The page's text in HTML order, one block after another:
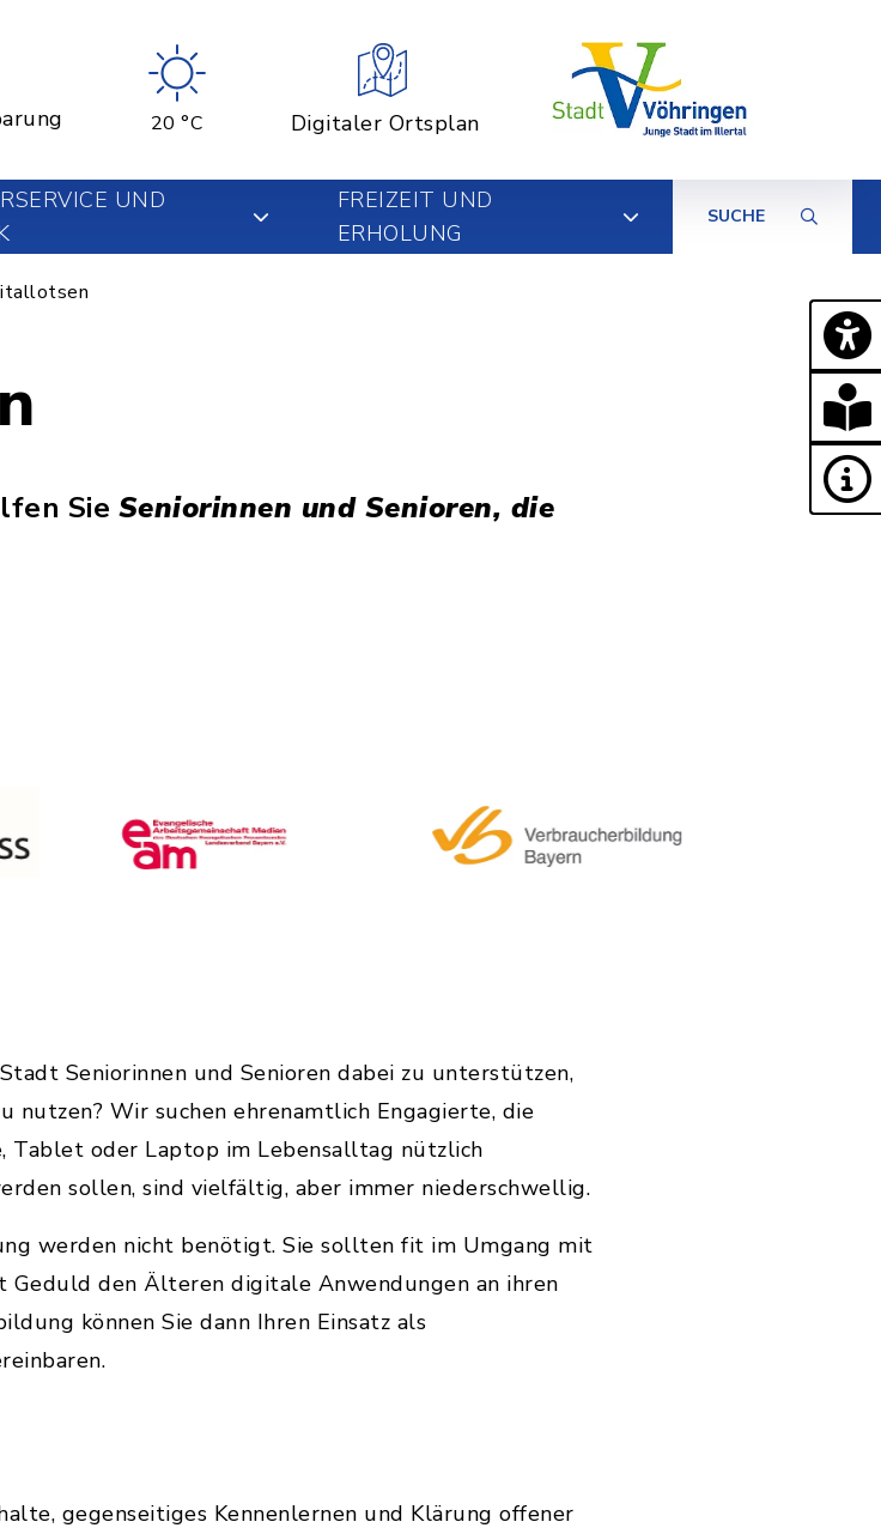
20 °C Digitaler Ortsplan
UND
FREIZEIT UND
ERHOLUNG
SUCHE
Sie Seniorinnen und Senioren, die
Seniorinnen und Senioren dabei zu unterstützen,
Wir suchen ehrenamtlich Engagierte, die
Tablet oder Laptop im Lebensalltag nützlich
sollen, sind vielfältig, aber immer niederschwellig.
werden nicht benötigt. Sie sollten fit im Umgang mit
Geduld den Älteren digitale Anwendungen an ihren
können Sie dann Ihren Einsatz als
gegenseitiges Kennenlernen und Klärung offener